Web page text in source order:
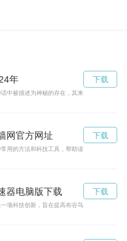
年
中被描述为神秘的存在，其来历和功能令人
下载
网官方网址
用的方法和科技工具，帮助读者翻越外墙网，
下载
器电脑版下载
项科技创新，旨在提高布谷鸟的飞行速度，
下载